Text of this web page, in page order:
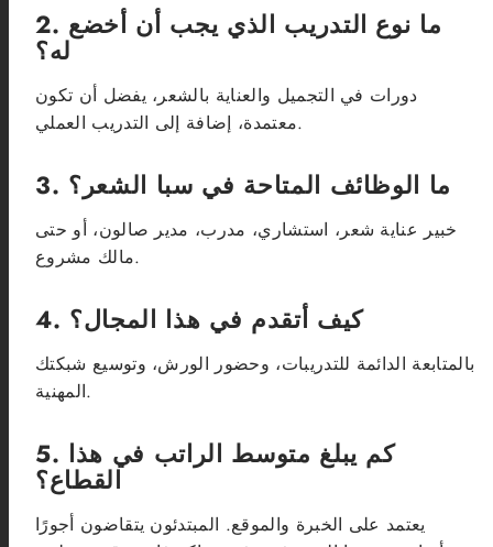
2. ما نوع التدريب الذي يجب أن أخضع
له؟
دورات في التجميل والعناية بالشعر، يفضل أن تكون
معتمدة، إضافة إلى التدريب العملي.
3. ما الوظائف المتاحة في سبا الشعر؟
خبير عناية شعر، استشاري، مدرب، مدير صالون، أو حتى
مالك مشروع.
4. كيف أتقدم في هذا المجال؟
بالمتابعة الدائمة للتدريبات، وحضور الورش، وتوسيع شبكتك
المهنية.
5. كم يبلغ متوسط الراتب في هذا
القطاع؟
يعتمد على الخبرة والموقع. المبتدئون يتقاضون أجورًا